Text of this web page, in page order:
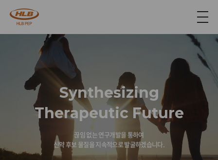
Synthesizing
Therapeutic Future
끊임 없는 연구개발을 통하여
신약 후보 물질을 지속적으로 발굴하겠습니다.